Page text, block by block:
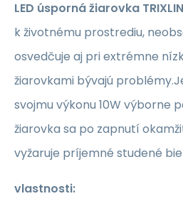
LED úsporná žiarovka
k životnému prostrediu,
osvedčuje aj pri extrémne
žiarovkami bývajú
svojmu výkonu 10W výborne
žiarovka sa po zapnutí
vyžaruje príjemné studené
vlastnosti: